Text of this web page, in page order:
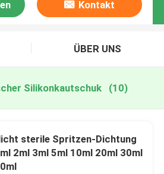
Kontakt
ÜBER UNS
Silikonkautschuk (10)
sterile Spritzen-Dichtung
2ml 3ml 5ml 10ml 20ml 30ml